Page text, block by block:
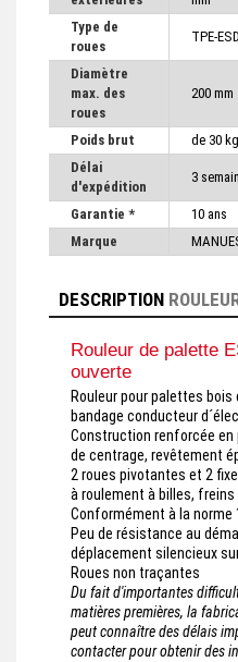
Type de
roues
TPE-ESD
Diamètre
max. des
roues
200 mm
Poids brut
de 30
Délai
d'expédition
3
Garantie *
10 ans
Marque
DESCRIPTION
Rouleur de palette
ouverte
Rouleur pour palettes
bandage conducteur
Construction renforcée en
de centrage, revêtement
2 roues pivotantes et 2
à roulement à billes,
Conformément à la norme
Peu de résistance au
déplacement silencieux
Roues non traçantes
Du fait d'importantes
matières premières, la
peut connaître des délais
contacter pour obtenir des